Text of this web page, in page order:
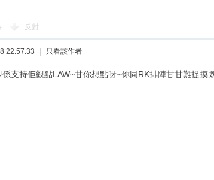
反對
22:57:33 只看該作者
支持佢觀點LAW~甘你想點呀~你同RK排陣甘甘難捉摸